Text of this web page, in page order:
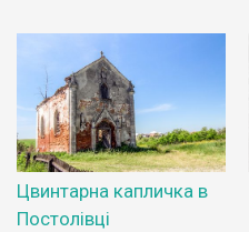
Цвинтарна капличка в
Постолівці